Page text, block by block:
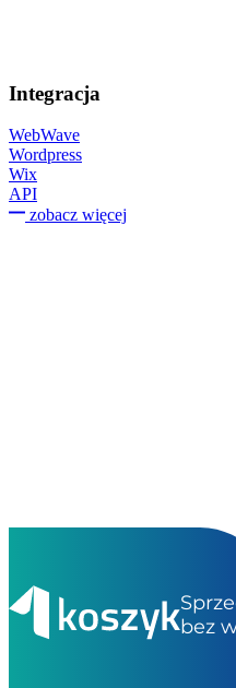
Integracja
WebWave
Wordpress
Wix
API
zobacz więcej
bez